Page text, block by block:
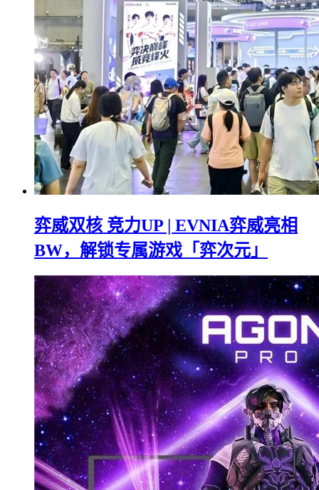
弈威双核 竞力UP | EVNIA弈威亮相
BW，解锁专属游戏「弈次元」